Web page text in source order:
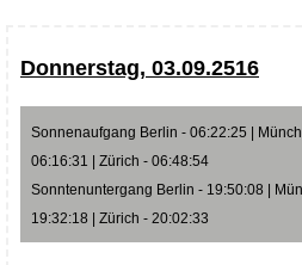
Donnerstag, 03.09.2516
Sonnenaufgang Berlin - 06:22:25 |
06:16:31 | Zürich - 06:48:54
Sonntenuntergang Berlin - 19:50:08 |
19:32:18 | Zürich - 20:02:33